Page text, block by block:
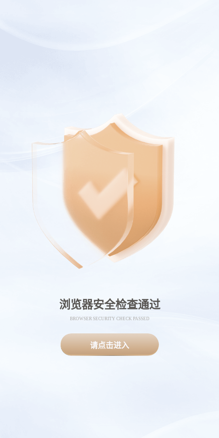
浏览器安全检查通过
BROWSER SECURITY CHECK PASSED
请点击进入